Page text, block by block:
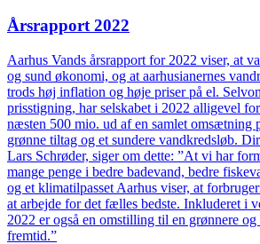
Årsrapport 2022
Aarhus Vands årsrapport for 2022 viser, at
og sund økonomi, og at aarhusianernes
trods høj inflation og høje priser på el.
prisstigning, har selskabet i 2022 alligevel
næsten 500 mio. ud af en samlet omsætning
grønne tiltag og et sundere vandkredsløb.
Lars Schrøder, siger om dette: ”At vi har
mange penge i bedre badevand, bedre
og et klimatilpasset Aarhus viser, at
at arbejde for det fælles bedste. Inkluderet i
2022 er også en omstilling til en grønnere
fremtid.”